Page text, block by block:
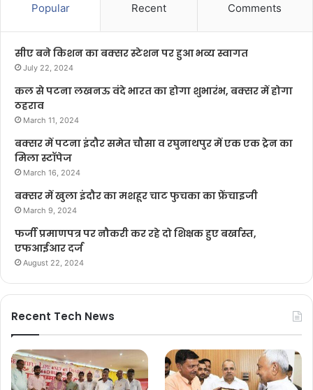
Popular Recent Comments
सीए बने किशन का बक्सर स्टेशन पर हुआ भव्य स्वागत
July 22, 2024
कल से पटना लखनऊ वंदे भारत का होगा शुभारंभ, बक्सर में होगा
ठहराव
March 11, 2024
बक्सर में पटना इंदौर समेत चौसा व रघुनाथपुर में एक एक ट्रेन का
मिला स्टॉपेज
March 16, 2024
बक्सर में खुला इंदौर का मशहूर चाट फुचका का फ्रेंचाइजी
March 9, 2024
फर्जी प्रमाणपत्र पर नौकरी कर रहे दो शिक्षक हुए बर्खास्त,
एफआईआर दर्ज
August 22, 2024
Recent Tech News